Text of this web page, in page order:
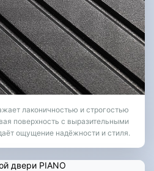
лаконичностью и строгостью
поверхность с выразительными
ощущение надёжности и стиля.